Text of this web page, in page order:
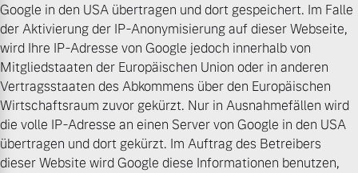
Google in den USA übertragen und dort gespeichert. Im Falle
der Aktivierung der IP-Anonymisierung auf dieser Webseite,
wird Ihre IP-Adresse von Google jedoch innerhalb von
Mitgliedstaaten der Europäischen Union oder in anderen
Vertragsstaaten des Abkommens über den Europäischen
Wirtschaftsraum zuvor gekürzt. Nur in Ausnahmefällen wird
die volle IP-Adresse an einen Server von Google in den USA
übertragen und dort gekürzt. Im Auftrag des Betreibers
dieser Website wird Google diese Informationen benutzen,